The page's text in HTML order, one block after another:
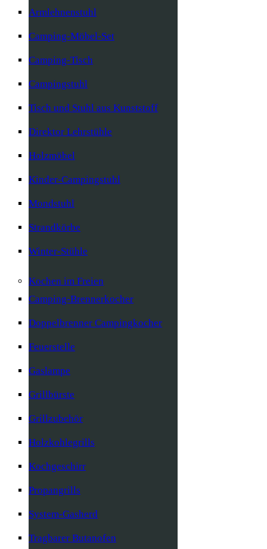
Armlehnenstuhl
Camping-Möbel-Set
Camping-Tisch
Campingstuhl
Tisch und Stuhl aus Kunststoff
Direktor Lehrstühle
Holzmöbel
Kinder-Campingstuhl
Mondstuhl
Strandkörbe
Winter-Stühle
Kochen im Freien
Camping-Brennerkocher
Doppelbrenner Campingkocher
Feuerstelle
Gaslampe
Grillbürste
Grillzubehör
Holzkohlegrills
Kochgeschirr
Propangrills
System-Gasherd
Tragbarer Butanofen